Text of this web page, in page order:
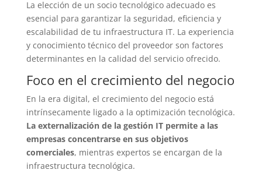
La elección de un socio tecnológico adecuado es
esencial para garantizar la seguridad, eficiencia y
escalabilidad de tu infraestructura IT. La experiencia
y conocimiento técnico del proveedor son factores
determinantes en la calidad del servicio ofrecido.
Foco en el crecimiento del negocio
En la era digital, el crecimiento del negocio está
intrínsecamente ligado a la optimización tecnológica.
La externalización de la gestión IT permite a las
empresas concentrarse en sus objetivos
comerciales, mientras expertos se encargan de la
infraestructura tecnológica.